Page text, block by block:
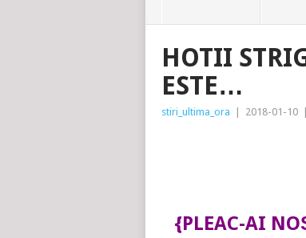
HOTII
ESTE…
stiri_ultima_ora 2018-01-10
{PLEAC-AI